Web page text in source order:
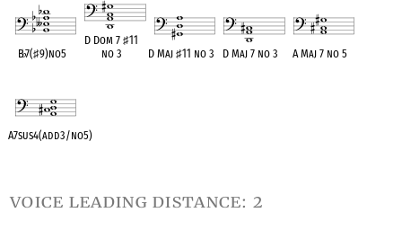
B♭7(♯9)no5
D Dom 7♯11
no 3
D Maj ♯11 no 3 D Maj 7 no 3 A Maj 7 no 5
A7sus4(add3/no5)
voice leading distance: 2